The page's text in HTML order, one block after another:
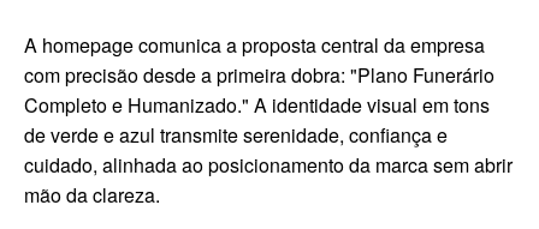
A homepage comunica a proposta central da empresa
com precisão desde a primeira dobra: "Plano Funerário
Completo e Humanizado." A identidade visual em tons
de verde e azul transmite serenidade, confiança e
cuidado, alinhada ao posicionamento da marca sem abrir
mão da clareza.